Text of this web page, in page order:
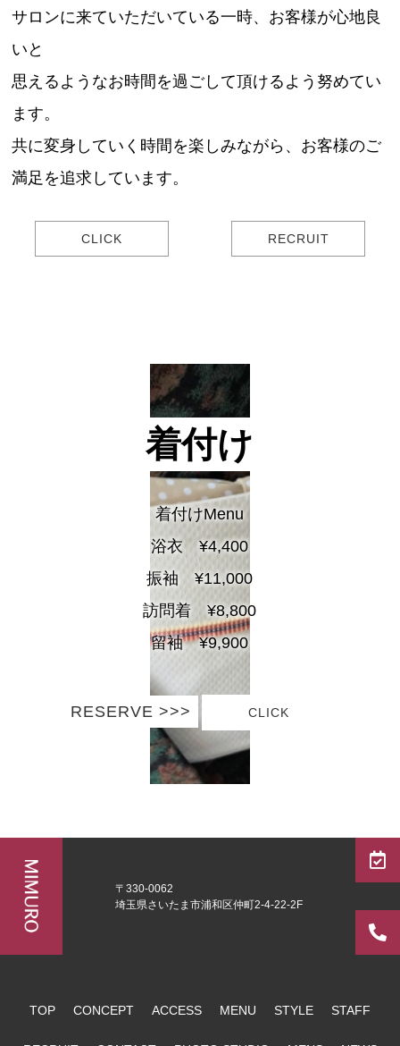
サロンに来ていただいている一時、お客様が心地良
いと
思えるようなお時間を過ごして頂けるよう努めてい
ます。
共に変身していく時間を楽しみながら、お客様のご
満足を追求しています。
CLICK RECRUIT
着付け
着付けMenu
浴衣 ¥4,400
振袖 ¥11,000
訪問着 ¥8,800
留袖 ¥9,900
RESERVE >>> CLICK
〒330-0062
埼玉県さいたま市浦和区仲町2-4-22-2F
TOP CONCEPT ACCESS MENU STYLE STAFF